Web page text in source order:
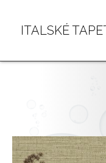
ITALSKÉ